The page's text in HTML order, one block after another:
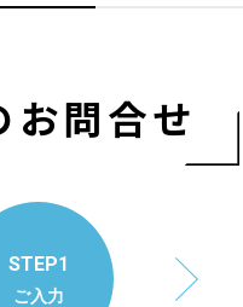
お問合せ
STEP1
ご入力